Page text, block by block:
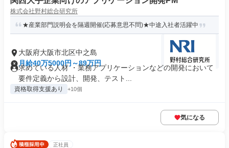
株式会社野村総合研究所
★産業部門説明会を隔週開催(応募意思不問)★中途入社者活躍中
大阪府大阪市北区中之島
月給40万5000円～89万円
求めている人材 ・業務アプリケーションなどの開発において
要件定義から設計、開発、テスト...
資格取得支援あり +10個
気になる
正社員